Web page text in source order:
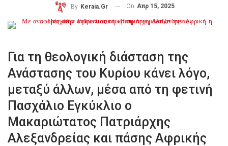
By Keraia.gr On Απρ 15, 2025
Για τη θεολογική διάσταση της
Ανάστασης του Κυρίου κάνει λόγο,
μεταξύ άλλων, μέσα από τη φετινή
Πασχάλιο Εγκύκλιο ο
Μακαριώτατος Πατριάρχης
Αλεξανδρείας και πάσης Αφρικής